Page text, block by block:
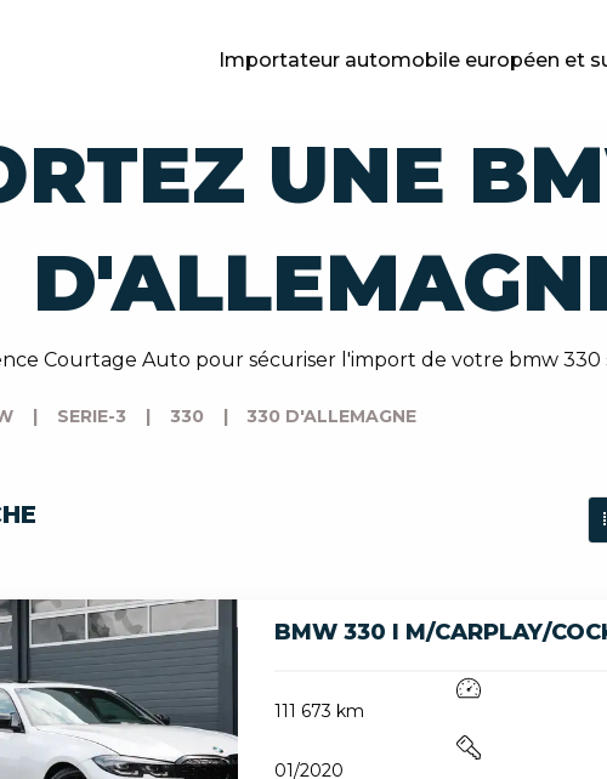
Importateur automobile européen et
UNE
Courtage Auto pour sécuriser l'import de votre bmw 330
| SERIE-3 | 330 | 330 D'ALLEMAGNE
BMW 330 I M/CARPLAY/
111 673 km
01/2020